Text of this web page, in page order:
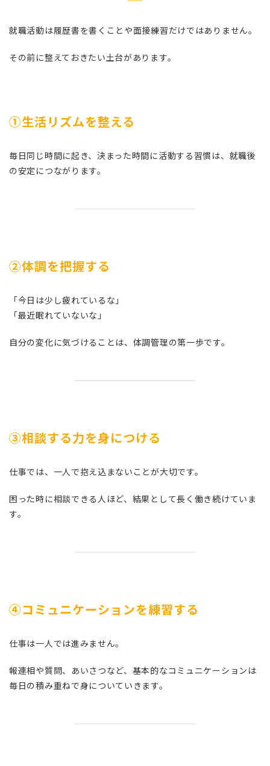
就職活動は履歴書を書くことや面接練習だけではありません。
その前に整えておきたい土台があります。
①生活リズムを整える
毎日同じ時間に起き、決まった時間に活動する習慣は、就職後
の安定につながります。
②体調を把握する
「今日は少し疲れているな」
「最近眠れていないな」
自分の変化に気づけることは、体調管理の第一歩です。
③相談する力を身につける
仕事では、一人で抱え込まないことが大切です。
困った時に相談できる人ほど、結果として長く働き続けていま
す。
④コミュニケーションを練習する
仕事は一人では進みません。
報連相や質問、あいさつなど、基本的なコミュニケーションは
毎日の積み重ねで身についていきます。